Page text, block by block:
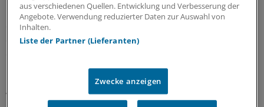
mehr hat, sich wegen des ständigen Spielens schlecht
ernährt oder sportliche Aktivitäten sausen lässt", sagt
er. Dem Spieler mache es auch keinen Spaß mehr, aber
Poznyak. "Es betrifft vor allem junge Menschen."
Verband: Spiele nicht pathologisieren
aus verschiedenen Quellen. Entwicklung und Verbesserung der
Angebote. Verwendung reduzierter Daten zur Auswahl von
Inhalten.
Liste der Partner (Lieferanten)
Zwecke anzeigen